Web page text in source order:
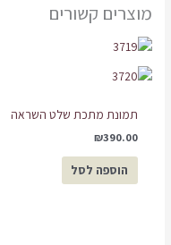
מוצרים קשורים
תמונת מתכת שלט השראה
₪390.00
הוספה לסל